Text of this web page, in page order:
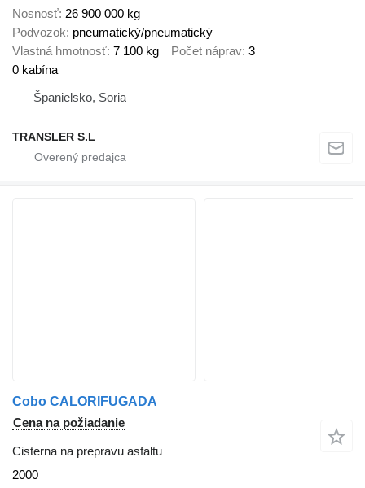
Nosnosť 26 900 000 kg
Podvozok pneumatický/pneumatický
Vlastná hmotnosť 7 100 kg Počet náprav 3
0 kabína
Španielsko, Soria
TRANSLER S.L
Cobo CALORIFUGADA
Cena na požiadanie
Cisterna na prepravu asfaltu
2000